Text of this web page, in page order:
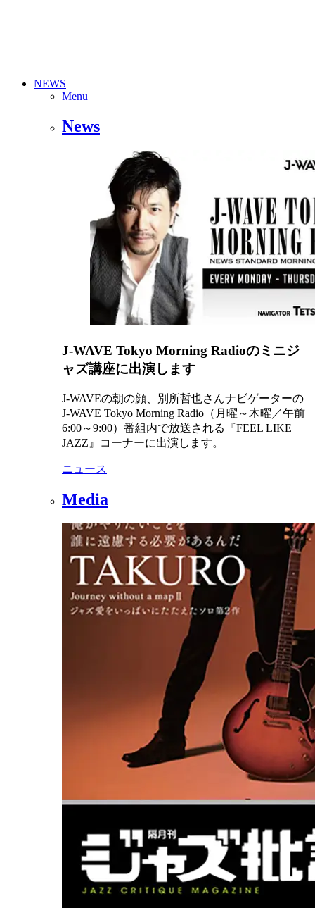
NEWS
Menu
News
J-WAVE Tokyo Morning Radioのミニジ
ャズ講座に出演します
J-WAVEの朝の顔、別所哲也さんナビゲーターの
J-WAVE Tokyo Morning Radio（月曜～木曜／午前
6:00～9:00）番組内で放送される『FEEL LIKE
JAZZ』コーナーに出演します。
ニュース
Media